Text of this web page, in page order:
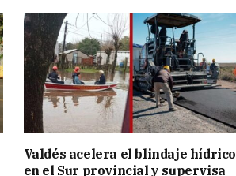
Valdés acelera el blindaje hídrico
en el Sur provincial y supervisa